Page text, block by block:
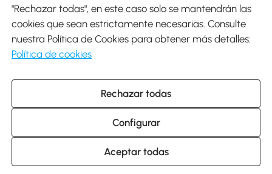
Descargar Aosom App
Google Play
931 29 45 12 (L-V de 8:30 a 17:30h)
atencioncliente@aosom.es
C/ Roc Gros, nº 15. 08550 Els Hostalets de Balenyà (Barcelona),
España
© 2014-2026 SPANISH AOSOM, S.L (NIF: B66295775) Todos los
derechos reservados.
"Rechazar todas", en este caso solo se mantendrán las
cookies que sean estrictamente necesarias. Consulte
nuestra Política de Cookies para obtener más detalles:
Política de cookies
Rechazar todas
Configurar
Aceptar todas